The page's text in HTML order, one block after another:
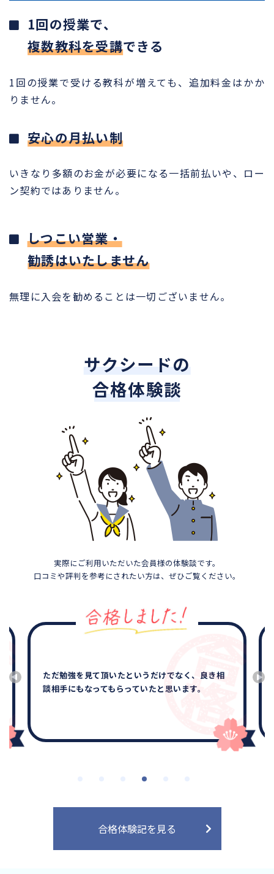
1回の授業で、
複数教科を受講できる
1回の授業で受ける教科が増えても、追加料金はかか
りません。
安心の月払い制
いきなり多額のお金が必要になる一括前払いや、ロー
ン契約ではありません。
しつこい営業・
勧誘はいたしません
無理に入会を勧めることは一切ございません。
サクシードの
合格体験談
実際にご利用いただいた会員様の体験談です。
口コミや評判を参考にされたい方は、ぜひご覧ください。
ただ勉強を見て頂いたというだけでなく、良き相
談相手にもなってもらっていたと思います。
合格体験記を見る